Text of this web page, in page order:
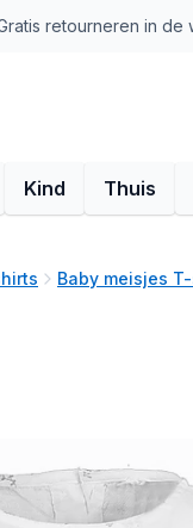
retourneren in de
Kind Thuis
Baby meisjes